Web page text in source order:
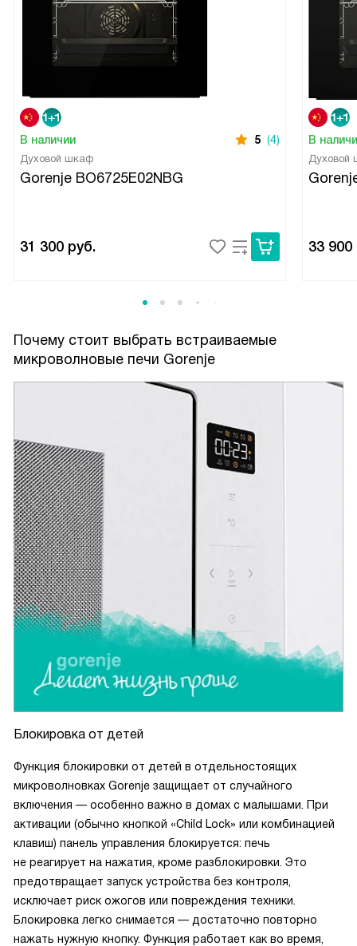
В наличии 5 (4)
Духовой шкаф
Gorenje BO6725E02NBG
31 300 руб.
В
Духовой
33 900
Почему стоит выбрать встраиваемые
микроволновые печи Gorenje
Блокировка от детей
Функция блокировки от детей в отдельностоящих
микроволновках Gorenje защищает от случайного
включения — особенно важно в домах с малышами. При
активации (обычно кнопкой «Child Lock» или комбинацией
клавиш) панель управления блокируется: печь
не реагирует на нажатия, кроме разблокировки. Это
предотвращает запуск устройства без контроля,
исключает риск ожогов или повреждения техники.
Блокировка легко снимается — достаточно повторно
нажать нужную кнопку. Функция работает как во время,